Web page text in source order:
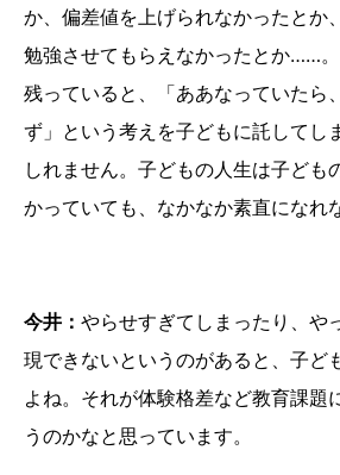
か、偏差値を上げられなかったとか
勉強させてもらえなかったとか……
残っていると、「ああなっていたら
ず」という考えを子どもに託してし
しれません。子どもの人生は子ども
かっていても、なかなか素直になれ
今井： やらせすぎてしまったり、や
現できないというのがあると、子ど
よね。それが体験格差など教育課題
うのかなと思っています。